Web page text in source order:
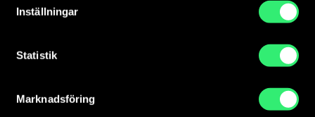
Inställningar
Statistik
Marknadsföring
Konsten på SMHI i Norrköping
skapat en kollektion där verken är kopplade till
verksamheten med ett tydligt...